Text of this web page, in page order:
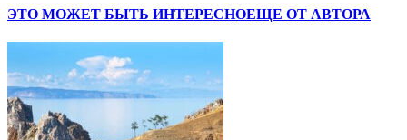
ЭТО МОЖЕТ БЫТЬ ИНТЕРЕСНОЕЩЕ ОТ АВТОРА